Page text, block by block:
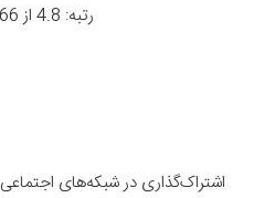
رتبه: 4.8 از 966 رأی
اشتراک‌گذاری در شبکه‌های اجتماعی